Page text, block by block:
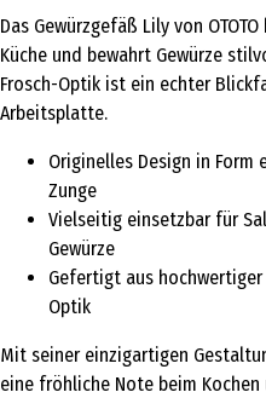
Das Gewürzgefäß Lily von
Küche und bewahrt Gewürze
Frosch-Optik ist ein echter
Arbeitsplatte.
Originelles Design in
Zunge
Vielseitig einsetzbar für
Gewürze
Gefertigt aus
Optik
Mit seiner einzigartigen
eine fröhliche Note beim